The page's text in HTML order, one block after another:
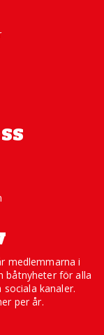
medlemmarna i
båtnyheter för alla
kanaler.
per år.